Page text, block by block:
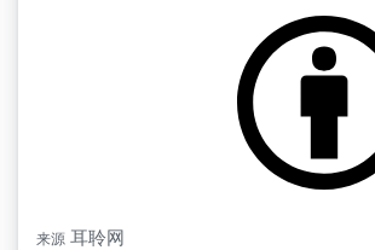
来源 耳聆网